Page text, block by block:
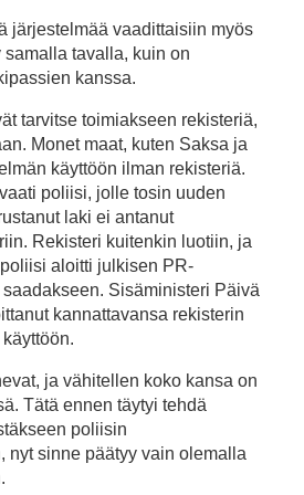
järjestelmää vaadittaisiin myös
tavalla, kuin on
kanssa.
tarvitse toimiakseen rekisteriä,
Monet maat, kuten Saksa ja
käyttöön ilman rekisteriä.
poliisi, jolle tosin uuden
laki ei antanut
Rekisteri kuitenkin luotiin, ja
aloitti julkisen PR-
Sisäministeri Päivä
kannattavansa rekisterin
ja vähitellen koko kansa on
Tätä ennen täytyi tehdä
poliisin
nyt sinne päätyy vain olemalla